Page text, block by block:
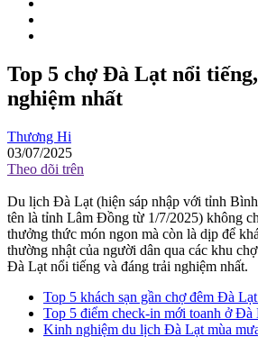
Top 5 chợ Đà Lạt nổi
nghiệm nhất
Thương Hi
03/07/2025
Theo dõi trên
Du lịch Đà Lạt (hiện sáp nhập với tỉnh
tên là tỉnh Lâm Đồng từ 1/7/2025) không
thưởng thức món ngon mà còn là dịp để
thường nhật của người dân qua các khu
Đà Lạt nổi tiếng và đáng trải nghiệm nhất.
Top 5 khách sạn gần chợ đêm Đà
Top 5 điểm check-in mới toanh ở Đà
Kinh nghiệm du lịch Đà Lạt mùa